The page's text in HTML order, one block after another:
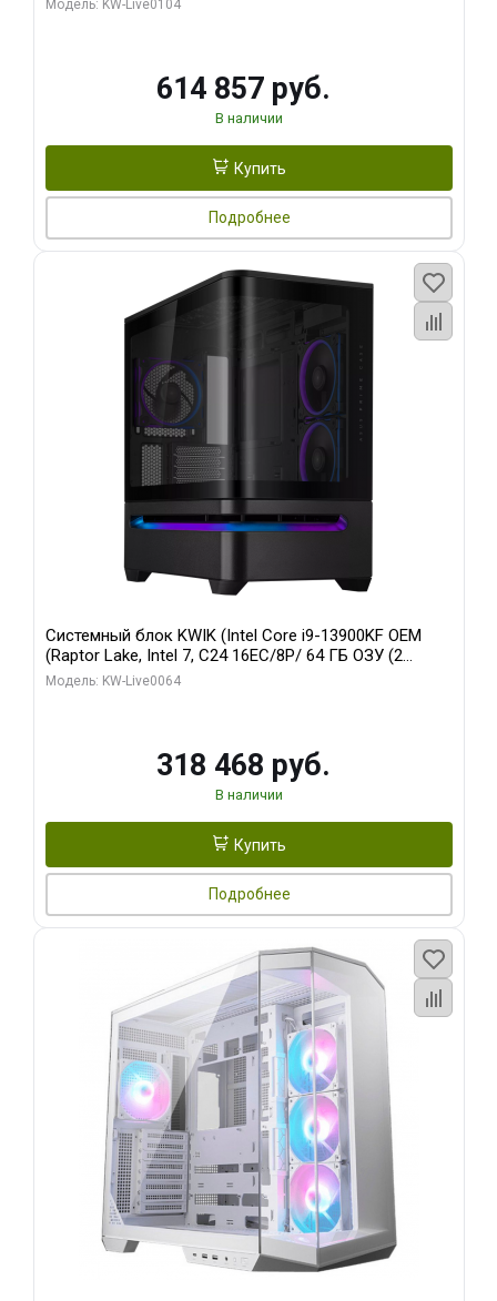
Модель: KW-Live0104
614 857 руб.
В наличии
Купить
Подробнее
Системный блок KWIK (Intel Core i9-13900KF OEM
(Raptor Lake, Intel 7, C24 16EC/8P/ 64 ГБ ОЗУ (2
модуля)/ ASUS RTX5080 PROART OC 16GB GDDR7
Модель: KW-Live0064
318 468 руб.
В наличии
Купить
Подробнее